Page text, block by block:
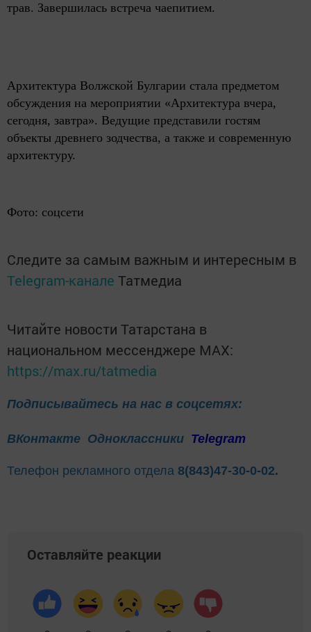
трав. Завершилась встреча чаепитием.
Архитектура Волжской Булгарии стала предметом
обсуждения на мероприятии «Архитектура вчера,
сегодня, завтра». Ведущие представили гостям
объекты древнего зодчества, а также и современную
архитектуру.
Фото: соцсети
Следите за самым важным и интересным в
Telegram-канале Татмедиа
Читайте новости Татарстана в
национальном мессенджере MАХ:
https://max.ru/tatmedia
Подписывайтесь на нас в соцсетях:
ВКонтакте Одноклассники Telegram
Телефон рекламного отдела 8(843)47-30-0-02.
Оставляйте реакции